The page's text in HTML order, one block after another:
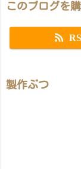
このブログを
製作ぶつ